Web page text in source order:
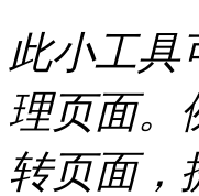
此小工具
理页面。
转页面，